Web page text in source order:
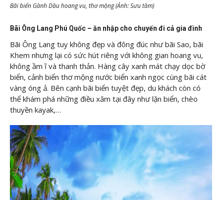
Bãi biển Gành Dầu hoang vu, thơ mộng (Ảnh: Sưu tầm)
Bãi Ông Lang Phú Quốc – ăn nhập cho chuyến đi cả gia đình
Bãi Ông Lang tuy không đẹp và đông đúc như bãi Sao, bãi
Khem nhưng lại có sức hút riêng với không gian hoang vu,
không ầm ĩ và thanh thản. Hàng cây xanh mát chạy dọc bờ
biển, cảnh biển thơ mộng nước biển xanh ngọc cùng bãi cát
vàng óng ả. Bên cạnh bãi biển tuyệt đẹp, du khách còn có
thể khám phá những điều xăm tại đây như lặn biển, chèo
thuyền kayak,…